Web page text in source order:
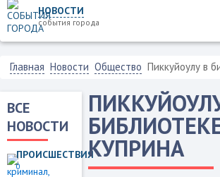
НОВОСТИ
события города
Главная Новости Общество Пиккуйоулу в
ВСЕ
НОВОСТИ
ПРОИСШЕСТВИЯ
0
КУПРИНА